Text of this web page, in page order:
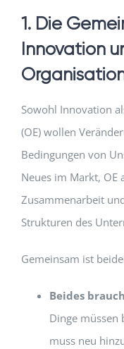
1. Die
Innovation
Sowohl Innovation
(OE) wollen
Bedingungen von
Neues im Markt, OE
Zusammenarbeit
Strukturen des
Gemeinsam ist
Beides
Dinge müssen
muss neu